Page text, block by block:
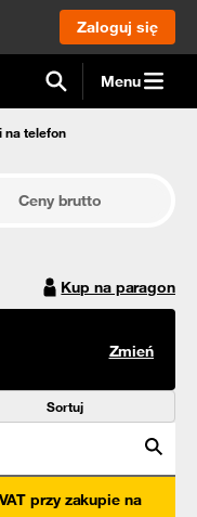
Zaloguj się
Menu
na telefon
Ceny brutto
Kup na paragon
Zmień
Sortuj
przy zakupie na